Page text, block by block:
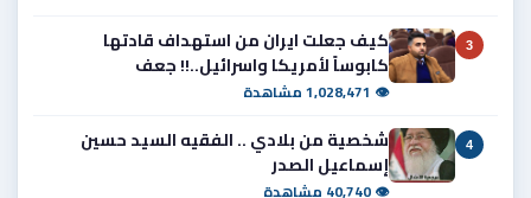
3
كيف جعلت ايران من استهداف قادتها
كابوساً لأمريكا واسرائيل..!! جعف
👁 1,028,471 مشاهدة
4
شخصية من بلادي .. الفقيه السيد حسين
إسماعيل الصدر
👁 40,740 مشاهدة